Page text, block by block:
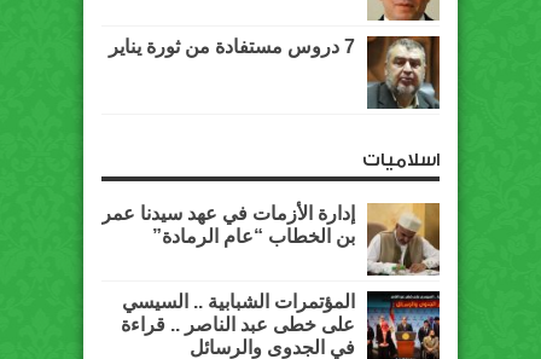
7 دروس مستفادة من ثورة يناير
اسلاميات
إدارة الأزمات في عهد سيدنا عمر
بن الخطاب “عام الرمادة”
المؤتمرات الشبابية .. السيسي
على خطى عبد الناصر .. قراءة
في الجدوى والرسائل